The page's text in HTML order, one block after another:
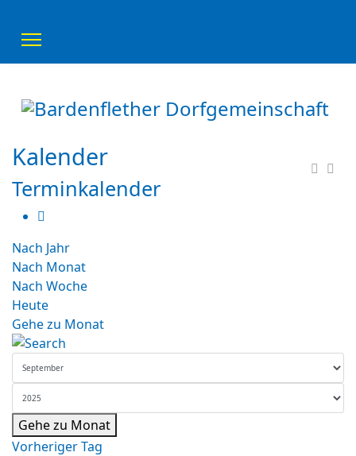
Kalender
Terminkalender
Nach Jahr
Nach Monat
Nach Woche
Heute
Gehe zu Monat
Gehe zu Monat
Vorheriger Tag